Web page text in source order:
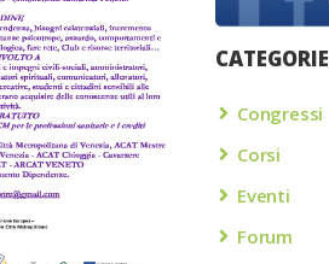
CATEGORIE
Congressi
Corsi
Eventi
Forum